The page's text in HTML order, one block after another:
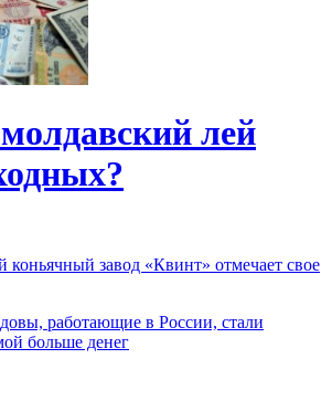
лей
коньячный завод «Квинт» отмечает свое
работающие в России, стали
больше денег